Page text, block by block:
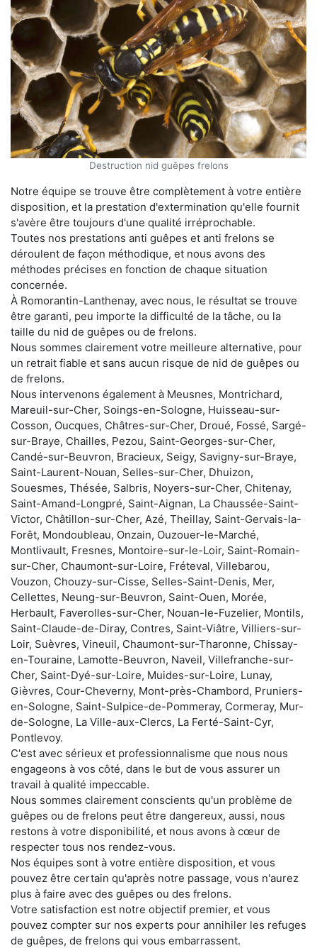
Destruction nid guêpes frelons
Notre équipe se trouve être complètement à votre entière
disposition, et la prestation d'extermination qu'elle fournit
s'avère être toujours d'une qualité irréprochable.
Toutes nos prestations anti guêpes et anti frelons se
déroulent de façon méthodique, et nous avons des
méthodes précises en fonction de chaque situation
concernée.
À Romorantin-Lanthenay, avec nous, le résultat se trouve
être garanti, peu importe la difficulté de la tâche, ou la
taille du nid de guêpes ou de frelons.
Nous sommes clairement votre meilleure alternative, pour
un retrait fiable et sans aucun risque de nid de guêpes ou
de frelons.
Nous intervenons également à Meusnes, Montrichard,
Mareuil-sur-Cher, Soings-en-Sologne, Huisseau-sur-
Cosson, Oucques, Châtres-sur-Cher, Droué, Fossé, Sargé-
sur-Braye, Chailles, Pezou, Saint-Georges-sur-Cher,
Candé-sur-Beuvron, Bracieux, Seigy, Savigny-sur-Braye,
Saint-Laurent-Nouan, Selles-sur-Cher, Dhuizon,
Souesmes, Thésée, Salbris, Noyers-sur-Cher, Chitenay,
Saint-Amand-Longpré, Saint-Aignan, La Chaussée-Saint-
Victor, Châtillon-sur-Cher, Azé, Theillay, Saint-Gervais-la-
Forêt, Mondoubleau, Onzain, Ouzouer-le-Marché,
Montlivault, Fresnes, Montoire-sur-le-Loir, Saint-Romain-
sur-Cher, Chaumont-sur-Loire, Fréteval, Villebarou,
Vouzon, Chouzy-sur-Cisse, Selles-Saint-Denis, Mer,
Cellettes, Neung-sur-Beuvron, Saint-Ouen, Morée,
Herbault, Faverolles-sur-Cher, Nouan-le-Fuzelier, Montils,
Saint-Claude-de-Diray, Contres, Saint-Viâtre, Villiers-sur-
Loir, Suèvres, Vineuil, Chaumont-sur-Tharonne, Chissay-
en-Touraine, Lamotte-Beuvron, Naveil, Villefranche-sur-
Cher, Saint-Dyé-sur-Loire, Muides-sur-Loire, Lunay,
Gièvres, Cour-Cheverny, Mont-près-Chambord, Pruniers-
en-Sologne, Saint-Sulpice-de-Pommeray, Cormeray, Mur-
de-Sologne, La Ville-aux-Clercs, La Ferté-Saint-Cyr,
Pontlevoy.
C'est avec sérieux et professionnalisme que nous nous
engageons à vos côté, dans le but de vous assurer un
travail à qualité impeccable.
Nous sommes clairement conscients qu'un problème de
guêpes ou de frelons peut être dangereux, aussi, nous
restons à votre disponibilité, et nous avons à cœur de
respecter tous nos rendez-vous.
Nos équipes sont à votre entière disposition, et vous
pouvez être certain qu'après notre passage, vous n'aurez
plus à faire avec des guêpes ou des frelons.
Votre satisfaction est notre objectif premier, et vous
pouvez compter sur nos experts pour annihiler les refuges
de guêpes, de frelons qui vous embarrassent.